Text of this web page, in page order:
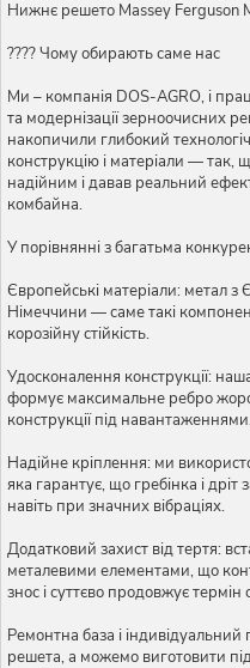
Нижнє решето Massey Ferguson
???? Чому обирають саме нас
Ми – компанія DOS-AGRO, і
та модернізації зерноочисних
накопичили глибокий
конструкцію і матеріали — так,
надійним і давав реальний
комбайна.
У порівнянні з багатьма
Європейські матеріали: метал
Німеччини — саме такі
корозійну стійкість.
Удосконалення конструкції:
формує максимальне ребро
конструкції під
Надійне кріплення: ми
яка гарантує, що гребінка і
навіть при значних вібраціях.
Додатковий захист від тертя:
металевими елементами, що
знос і суттєво продовжує
Ремонтна база і індивідуальний
решета, а можемо виготовити